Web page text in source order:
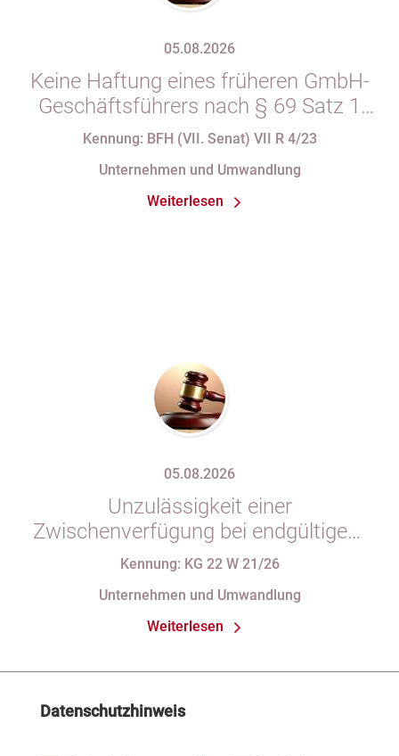
05.08.2026
Keine Haftung eines früheren GmbH-
Geschäftsführers nach § 69 Satz 1
i.V.m. § 34 Abs. 1 AO nach Verlust
Eintragung im Handelsregister
Kennung: BFH (VII. Senat) VII R 4/23
Unternehmen und Umwandlung
Weiterlesen
05.08.2026
Unzulässigkeit einer
Zwischenverfügung bei endgültigem
Eintragungshindernis und
einer eGbR im Gesellschaftsregister
Kennung: KG 22 W 21/26
Unternehmen und Umwandlung
Weiterlesen
Datenschutzhinweis